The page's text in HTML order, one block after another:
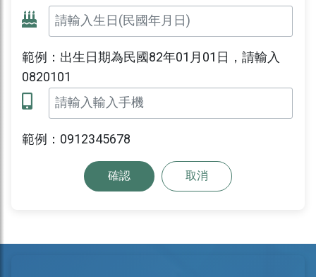
範例：出生日期為民國82年01月01日，請輸入
0820101
範例：0912345678
確認 取消